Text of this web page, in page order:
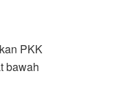
PKK
bawah